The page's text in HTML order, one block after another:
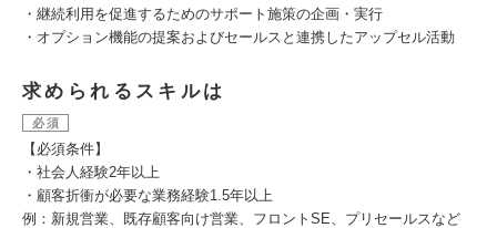
・継続利用を促進するためのサポート施策の企画・実行
・オプション機能の提案およびセールスと連携したアップセル活動
求められるスキルは
必須
【必須条件】
・社会人経験2年以上
・顧客折衝が必要な業務経験1.5年以上
例：新規営業、既存顧客向け営業、フロントSE、プリセールスなど